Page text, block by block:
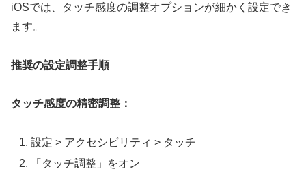
iOSでは、タッチ感度の調整オプションが細かく設定でき
ます。
推奨の設定調整手順
タッチ感度の精密調整：
設定 > アクセシビリティ > タッチ
「タッチ調整」をオン